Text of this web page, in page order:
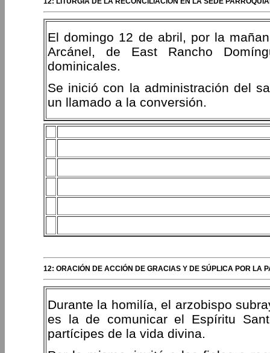
El domingo 12 de abril, por la
Arcánel, de East Rancho
dominicales.
Se inició con la administración del
un llamado a la conversión.
12: ORACIÓN DE ACCIÓN DE GRACIAS Y DE SÚPLICA POR LA
Durante la homilía, el arzobispo
es la de comunicar el Espíritu
partícipes de la vida divina.